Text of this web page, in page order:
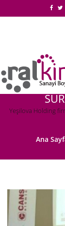
Yeşilova Holding
Ana